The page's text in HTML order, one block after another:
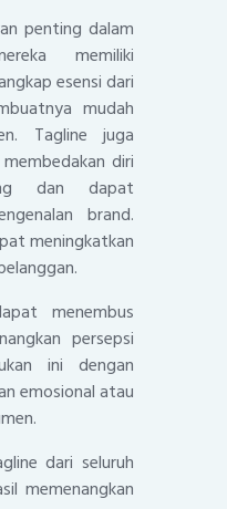
penting dalam
memiliki
esensi dari
mudah
Tagline juga
diri
dan dapat
brand.
meningkatkan
menembus
persepsi
ini dengan
emosional atau
dari seluruh
memenangkan